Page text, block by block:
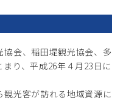
会、稲田堤観光協会、多
り、平成26年４月23日に
光客が訪れる地域資源に